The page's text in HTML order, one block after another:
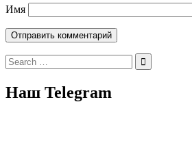
Имя
Search
for:
Наш Telegram